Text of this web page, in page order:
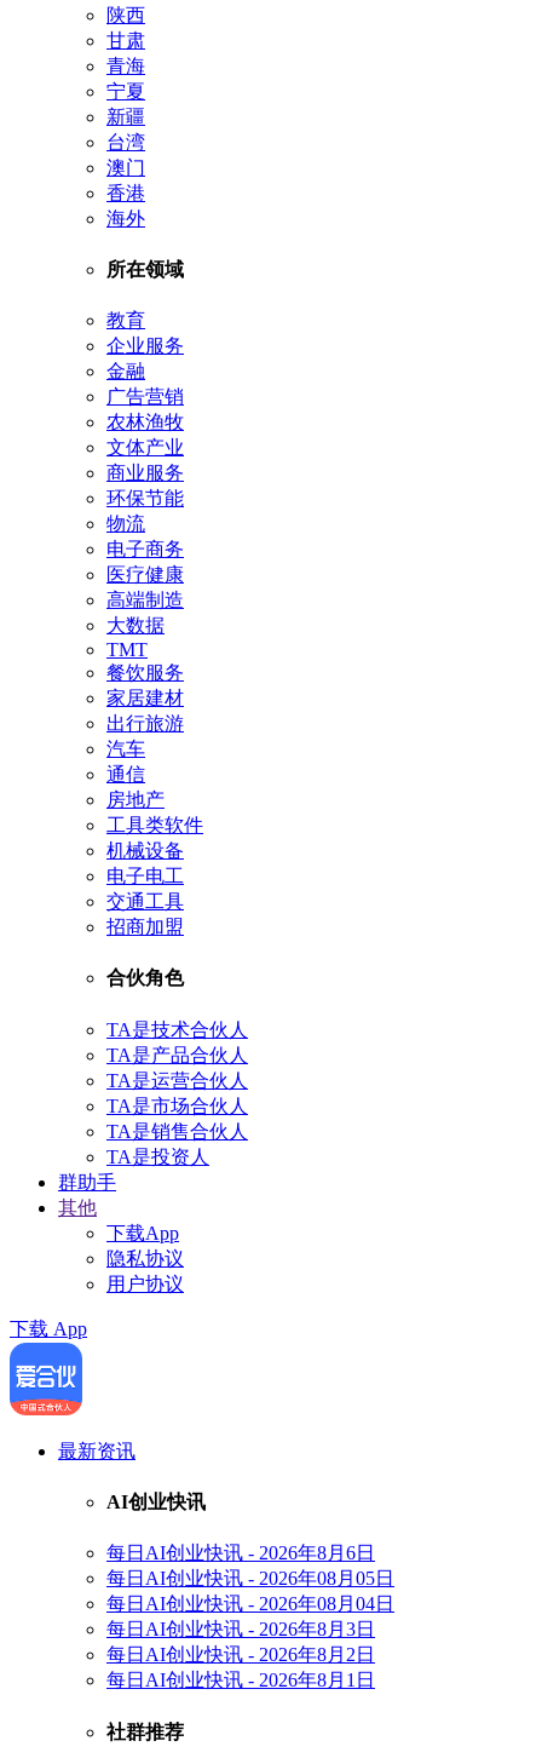
陕西
甘肃
青海
宁夏
新疆
台湾
澳门
香港
海外
所在领域
教育
企业服务
金融
广告营销
农林渔牧
文体产业
商业服务
环保节能
物流
电子商务
医疗健康
高端制造
大数据
TMT
餐饮服务
家居建材
出行旅游
汽车
通信
房地产
工具类软件
机械设备
电子电工
交通工具
招商加盟
合伙角色
TA是技术合伙人
TA是产品合伙人
TA是运营合伙人
TA是市场合伙人
TA是销售合伙人
TA是投资人
群助手
其他
下载App
隐私协议
用户协议
下载 App
最新资讯
AI创业快讯
每日AI创业快讯 - 2026年8月6日
每日AI创业快讯 - 2026年08月05日
每日AI创业快讯 - 2026年08月04日
每日AI创业快讯 - 2026年8月3日
每日AI创业快讯 - 2026年8月2日
每日AI创业快讯 - 2026年8月1日
社群推荐